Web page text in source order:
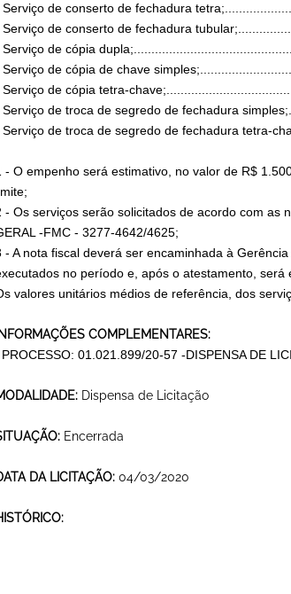
Serviço de conserto de fechadura
Serviço de conserto de fechadura
Serviço de cópia
Serviço de cópia de chave
Serviço de cópia tetra-
Serviço de troca de segredo de fechadura
Serviço de troca de segredo de fechadura tetra-
- O empenho será estimativo, no valor de R$
- Os serviços serão solicitados de acordo com as
-FMC - 3277-4642/4625;
- A nota fiscal deverá ser encaminhada à
no período e, após o atestamento,
valores unitários médios de referência, dos
INFORMAÇÕES COMPLEMENTARES:
PROCESSO: 01.021.899/20-57 -DISPENSA DE
Dispensa de Licitação
Encerrada
DA LICITAÇÃO: 04/03/2020